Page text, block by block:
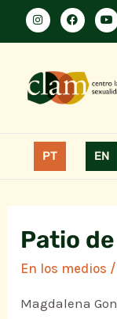
PT EN
Patio
En los medios
Magdalena